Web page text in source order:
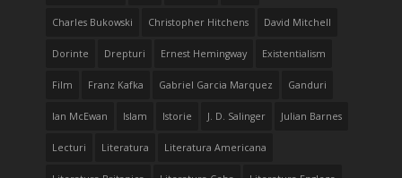
Charles Bukowski Christopher Hitchens David Mitchell
Dorinte Drepturi Ernest Hemingway Existentialism
Film Franz Kafka Gabriel Garcia Marquez Ganduri
Ian McEwan Islam Istorie J. D. Salinger Julian Barnes
Lecturi Literatura Literatura Americana